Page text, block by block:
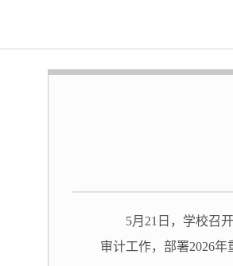
5月21日，学校召
审计工作，部署2026